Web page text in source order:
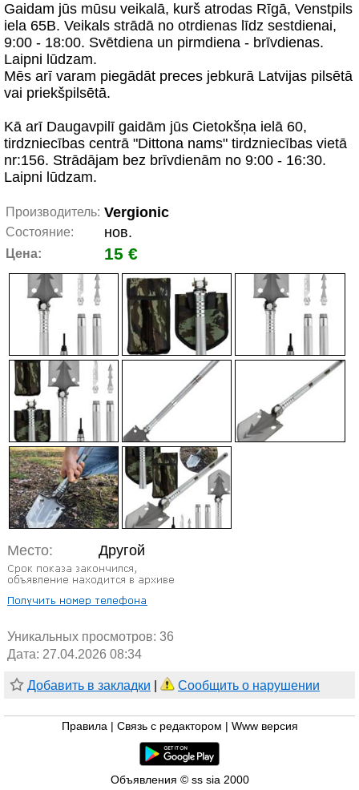
Gaidam jūs mūsu veikalā, kurš atrodas Rīgā, Venstpils
iela 65B. Veikals strādā no otrdienas līdz sestdienai,
9:00 - 18:00. Svētdiena un pirmdiena - brīvdienas.
Laipni lūdzam.
Mēs arī varam piegādāt preces jebkurā Latvijas pilsētā
vai priekšpilsētā.
Kā arī Daugavpilī gaidām jūs Cietokšņa ielā 60,
tirdzniecības centrā "Dittona nams" tirdzniecības vietā
nr:156. Strādājam bez brīvdienām no 9:00 - 16:30.
Laipni lūdzam.
Производитель: Vergionic
Состояние: нов.
Цена: 15 €
Место: Другой
Уникальных просмотров: 36
Дата: 27.04.2026 08:34
Добавить в закладки Сообщить о нарушении
Правила Связь с редактором Www версия
Объявления © ss sia 2000